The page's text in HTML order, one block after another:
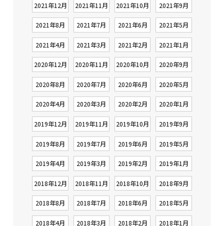
2021年12月 2021年11月 2021年10月 2021年9月
2021年8月 2021年7月 2021年6月 2021年5月
2021年4月 2021年3月 2021年2月 2021年1月
2020年12月 2020年11月 2020年10月 2020年9月
2020年8月 2020年7月 2020年6月 2020年5月
2020年4月 2020年3月 2020年2月 2020年1月
2019年12月 2019年11月 2019年10月 2019年9月
2019年8月 2019年7月 2019年6月 2019年5月
2019年4月 2019年3月 2019年2月 2019年1月
2018年12月 2018年11月 2018年10月 2018年9月
2018年8月 2018年7月 2018年6月 2018年5月
2018年4月 2018年3月 2018年2月 2018年1月